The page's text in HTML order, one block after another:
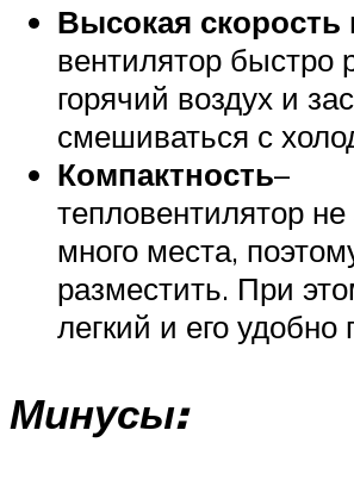
Высокая скорость
вентилятор быстро
горячий воздух и
смешиваться с
Компактность–
тепловентилятор
много места,
разместить. При
легкий и его удобно
Минусы: